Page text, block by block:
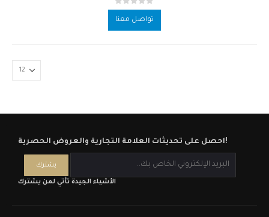
0
out of 5
تواصل معنا
احصل على تحديثات العلامة التجارية والعروض الحصرية!
الأشياء الجيدة تأتي لمن يشترك